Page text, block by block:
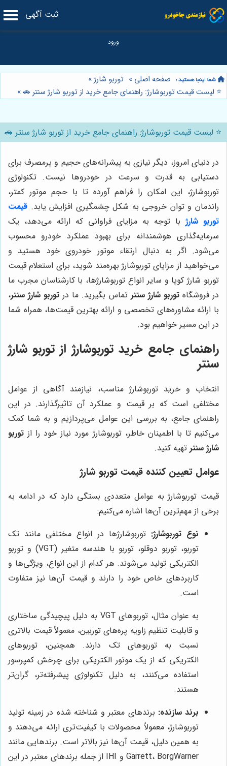
ثبت آگهی
صفحه اصلی » توربو شارژ»
⭐️ لیست قیمت توربوشارژ: راهنمای جامع خرید از توربو شارژ سنتر 🚗»
⭐️ لیست قیمت توربوشارژ: راهنمای جامع خرید از توربو شارژ سنتر 🚗
در دنیای امروز، دیگر نیازی به پیشرانه‌های حجیم و پرمصرف برای
دستیابی به قدرت و سرعت در خودروها نیست. تکنولوژی
توربوشارژ، این امکان را فراهم آورده تا با حجم موتور کمتر،
راندمان و توان خروجی به شکل چشمگیری افزایش یابد. قیمت
توربو شارژ با توجه به مزایای فراوانی که ارائه می‌دهد، یک
سرمایه‌گذاری هوشمندانه برای بهبود عملکرد خودرو محسوب
می‌شود. اگر به دنبال ارتقاء موتور خودروی خود هستید و
می‌خواهید از مزایای توربوشارژ بهره‌مند شوید، برای استعلام قیمت
توربو شارژ کوپا و سایر انواع توربوشارژها، با کارشناسان مجرب ما
در فروشگاهتوربو شارژ سنتر تماس بگیرید. ما در توربو شارژ سنتر،
با ارائه مشاوره‌های تخصصی و ارائه بهترین قیمت‌ها، همراه شما
در این مسیر خواهیم بود.
راهنمای جامع خرید توربوشارژ از توربو شارژ
سنتر
انتخاب و خرید توربوشارژ مناسب، نیازمند آگاهی از عوامل
مختلفی است که بر قیمت و عملکرد آن تاثیرگذارند. در این
راهنمای جامع، به بررسی این عوامل می‌پردازیم و به شما کمک
می‌کنیم تا با اطمینان خاطر، توربوشارژ مورد نیاز خود را از توربو
شارژ سنتر تهیه کنید.
عوامل تعیین کننده قیمت توربو شارژ
قیمت توربوشارژ به عوامل متعددی بستگی دارد که در ادامه به
برخی از مهم‌ترین آن‌ها اشاره می‌کنیم:
نوع توربوشارژ: توربوشارژها در انواع مختلفی مانند تک
توربو، توربو دوقلو، توربو با هندسه متغیر (VGT) و توربو
الکتریکی تولید می‌شوند. هر کدام از این انواع، ویژگی‌ها و
کاربردهای خاص خود را دارند و قیمت آن‌ها نیز متفاوت
است.
به عنوان مثال، توربوهای VGT به دلیل پیچیدگی ساختاری
و قابلیت تنظیم زاویه پره‌های توربین، معمولاً قیمت بالاتری
نسبت به توربوهای تک دارند. همچنین، توربوهای
الکتریکی که از یک موتور الکتریکی برای چرخش کمپرسور
استفاده می‌کنند، به دلیل تکنولوژی پیشرفته‌تر، گران‌تر
هستند.
برند سازنده: برندهای معتبر و شناخته شده در زمینه تولید
توربوشارژ، معمولاً محصولات با کیفیت‌تری ارائه می‌دهند و
به همین دلیل، قیمت آن‌ها نیز بالاتر است. برندهایی مانند
Garrett، BorgWarner و IHI از جمله برندهای معتبر در این